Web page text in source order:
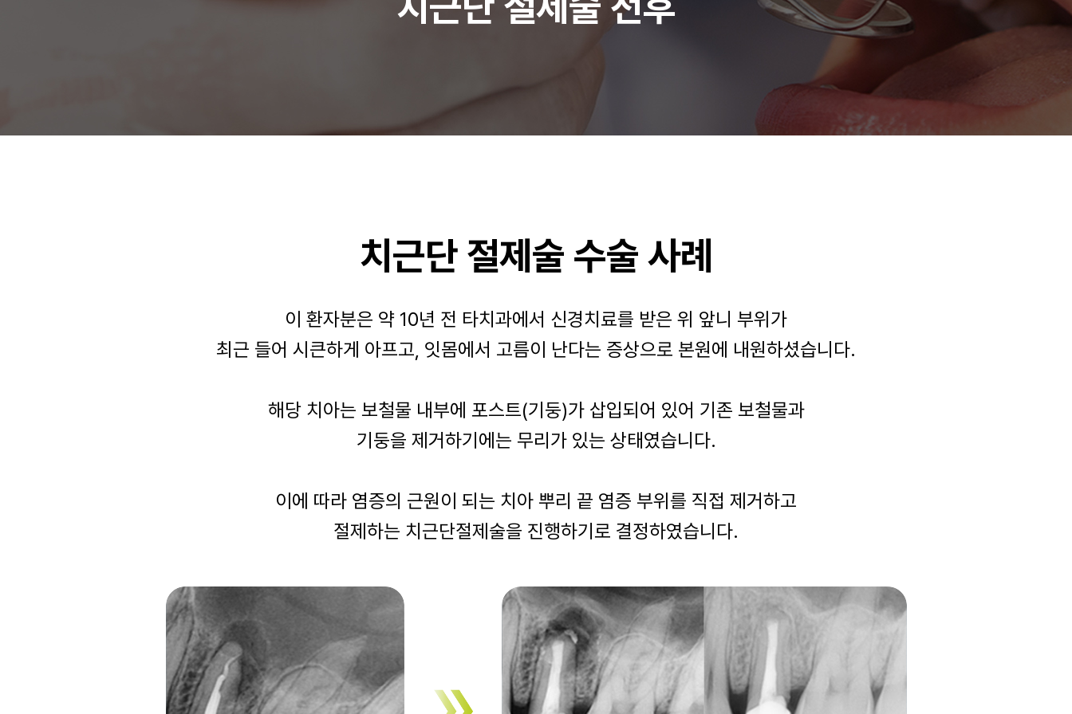
치근단 절제술 수술 사례
이 환자분은 약 10년 전 타치과에서 신경치료를 받은 위 앞니 부위가
최근 들어 시큰하게 아프고, 잇몸에서 고름이 난다는 증상으로 본원에 내원하셨습니다.
해당 치아는 보철물 내부에 포스트(기둥)가 삽입되어 있어 기존 보철물과
기둥을 제거하기에는 무리가 있는 상태였습니다.
이에 따라 염증의 근원이 되는 치아 뿌리 끝 염증 부위를 직접 제거하고
절제하는 치근단절제술을 진행하기로 결정하였습니다.